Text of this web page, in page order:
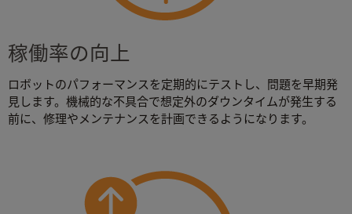
稼働率の向上
ロボットのパフォーマンスを定期的にテストし、問題を早期発
見します。機械的な不具合で想定外のダウンタイムが発生する
前に、修理やメンテナンスを計画できるようになります。